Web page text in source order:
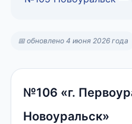
📅 обновлено 4 июня 2026 года
№106 «г.
Новоуральск»